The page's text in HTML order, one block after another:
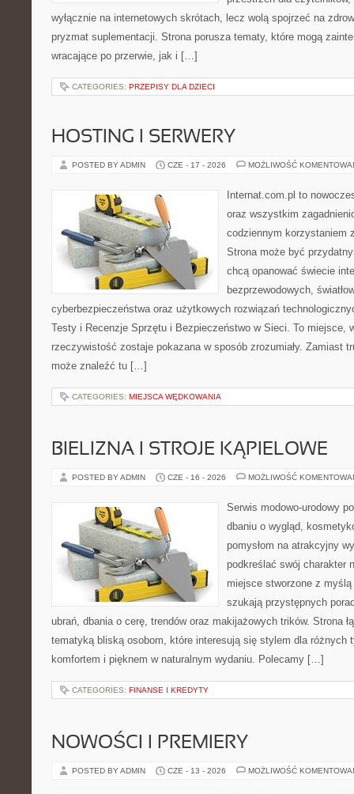
wyłącznie na internetowych skrótach, lecz wolą spojrzeć na
pryzmat suplementacji. Strona porusza tematy, które mogą
wracające po przerwie, jak i […]
CATEGORIES: PRZEPISY DLA DZIECI
HOSTING I SERWERY
POSTED BY ADMIN CZE - 17 - 2026 MOŻLIWOŚĆ
Internat.com.pl to
oraz wszystkim
codziennym korzystaniem
Strona może być
chcą opanować świecie
bezprzewodowych,
cyberbezpieczeństwa oraz użytkowych rozwiązań
Testy i Recenzje Sprzętu i Bezpieczeństwo w Sieci. To miejsce,
rzeczywistość zostaje pokazana w sposób zrozumiały. Zamiast
może znaleźć tu […]
CATEGORIES: MIEJSCA WĘDKOWANIA
BIELIZNA I STROJE KĄPIELOWE
POSTED BY ADMIN CZE - 16 - 2026 MOŻLIWOŚĆ
Serwis modowo-urodowy
dbaniu o wygląd,
pomysłom na atrakcyjny
podkreślać swój charakter
miejsce stworzone z
szukają przystępnych
ubrań, dbania o cerę, trendów oraz makijażowych trików. Strona
tematyką bliską osobom, które interesują się stylem dla różnych
komfortem i pięknem w naturalnym wydaniu. Polecamy […]
CATEGORIES: FINANSE I KREDYTY
NOWOŚCI I PREMIERY
POSTED BY ADMIN CZE - 13 - 2026 MOŻLIWOŚĆ